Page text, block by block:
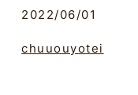
2022/06/01
chuuouyotei